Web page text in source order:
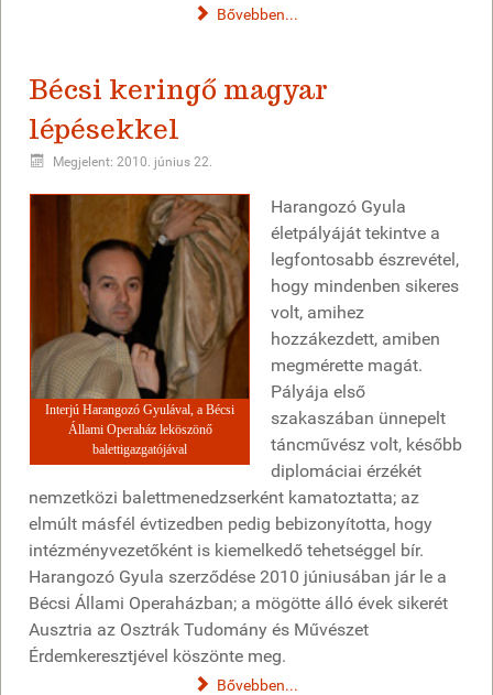
Bővebben...
Bécsi keringő magyar
lépésekkel
Megjelent: 2010. június 22.
Interjú Harangozó Gyulával, a Bécsi
Állami Operaház leköszönő
balettigazgatójával
Harangozó Gyula
életpályáját tekintve a
legfontosabb észrevétel,
hogy mindenben sikeres
volt, amihez
hozzákezdett, amiben
megmérette magát.
Pályája első
szakaszában ünnepelt
táncművész volt, később
diplomáciai érzékét
nemzetközi balettmenedzserként kamatoztatta; az
elmúlt másfél évtizedben pedig bebizonyította, hogy
intézményvezetőként is kiemelkedő tehetséggel bír.
Harangozó Gyula szerződése 2010 júniusában jár le a
Bécsi Állami Operaházban; a mögötte álló évek sikerét
Ausztria az Osztrák Tudomány és Művészet
Érdemkeresztjével köszönte meg.
Bővebben...